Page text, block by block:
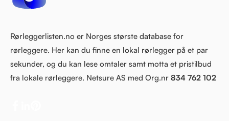
Rørleggerlisten.no er Norges største database for
rørleggere. Her kan du finne en lokal rørlegger på et par
sekunder, og du kan lese omtaler samt motta et pristilbud
fra lokale rørleggere. Netsure AS med Org.nr 834 762 102